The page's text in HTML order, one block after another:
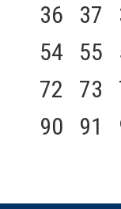
36
37
54
55
72
73
90
91